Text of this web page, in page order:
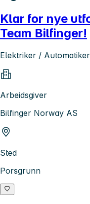
Klar for nye
Team Bilfinger!
Elektriker /
Arbeidsgiver
Bilfinger Norway AS
Sted
Porsgrunn